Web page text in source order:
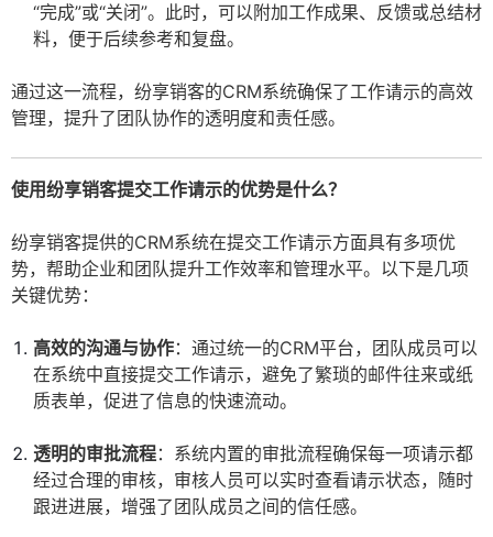
“完成”或“关闭”。此时，可以附加工作成果、反馈或总结材
料，便于后续参考和复盘。
通过这一流程，纷享销客的CRM系统确保了工作请示的高效
管理，提升了团队协作的透明度和责任感。
使用纷享销客提交工作请示的优势是什么？
纷享销客提供的CRM系统在提交工作请示方面具有多项优
势，帮助企业和团队提升工作效率和管理水平。以下是几项
关键优势：
高效的沟通与协作：通过统一的CRM平台，团队成员可以
在系统中直接提交工作请示，避免了繁琐的邮件往来或纸
质表单，促进了信息的快速流动。
透明的审批流程：系统内置的审批流程确保每一项请示都
经过合理的审核，审核人员可以实时查看请示状态，随时
跟进进展，增强了团队成员之间的信任感。